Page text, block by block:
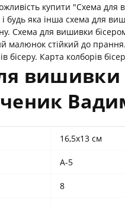
купити "Схема
яка інша схема для
Схема для вишивки
стійкий до
Карта колборів
вишивки
16,5х13 см
А-5
8